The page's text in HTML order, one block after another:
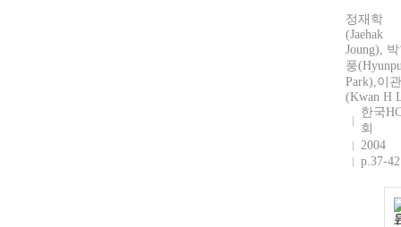
정재학
(Jaehak
Joung),
풍
Park),이
(Kwan H
한국
회
2004
p.37-42